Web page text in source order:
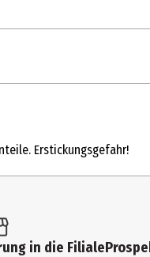
Erstickungsgefahr!
in die Filiale